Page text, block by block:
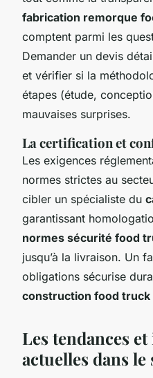
fabrication remorque
comptent parmi les
Demander un devis
et vérifier si la
étapes (étude,
mauvaises surprises.
La certification et
Les exigences
normes strictes au
cibler un spécialiste du
garantissant
normes sécurité food
jusqu’à la livraison. Un
obligations sécurise
construction food truck
Les tendances
actuelles dans le